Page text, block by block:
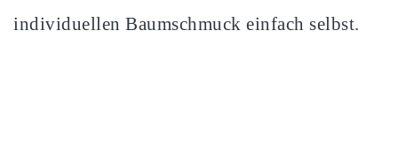
individuellen Baumschmuck einfach selbst.